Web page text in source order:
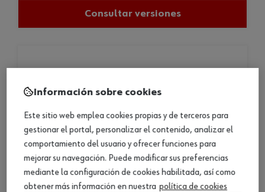
Consultar versiones
Información sobre cookies
Este sitio web emplea cookies propias y de terceros para
gestionar el portal, personalizar el contenido, analizar el
comportamiento del usuario y ofrecer funciones para
mejorar su navegación. Puede modificar sus preferencias
mediante la configuración de cookies habilitada, así como
obtener más información en nuestra política de cookies